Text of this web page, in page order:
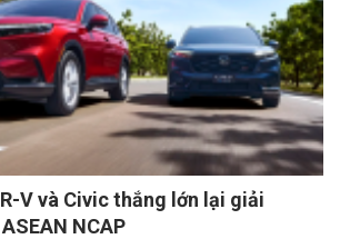
V và Civic thắng lớn lại giải
NCAP